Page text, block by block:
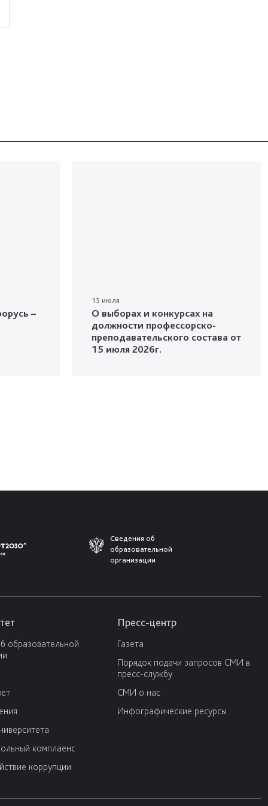
–
15 июля
О выборах и конкурсах на
должности профессорско-
преподавательского состава от
15 июля 2026г.
Сведения об
образовательной
организации
образовательной
комплаенс
коррупции
Пресс-центр
Газета
Порядок подачи запросов СМИ в
пресс-службу
СМИ о нас
Инфографические ресурсы